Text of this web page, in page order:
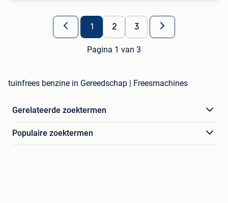
1 2 3
Pagina 1 van 3
tuinfrees benzine in Gereedschap | Freesmachines
Gerelateerde zoektermen
Populaire zoektermen